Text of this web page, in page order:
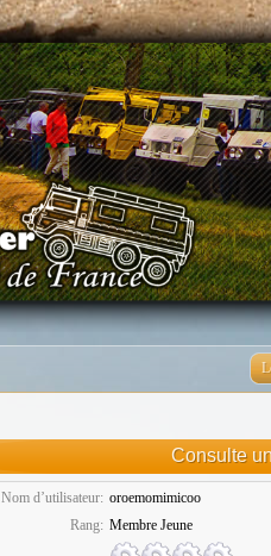
Consulte
Nom d’utilisateur: oroemomimicoo
Rang: Membre Jeune